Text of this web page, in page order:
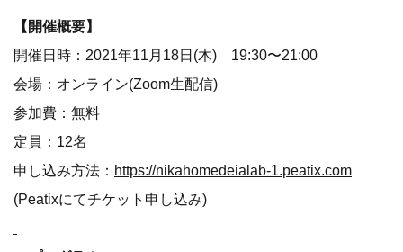
【開催概要】
開催日時：2021年11月18日(木) 19:30〜21:00
会場：オンライン(Zoom生配信)
参加費：無料
定員：12名
申し込み方法： https://nikahomedeialab-1.peatix.com
(Peatixにてチケット申し込み)